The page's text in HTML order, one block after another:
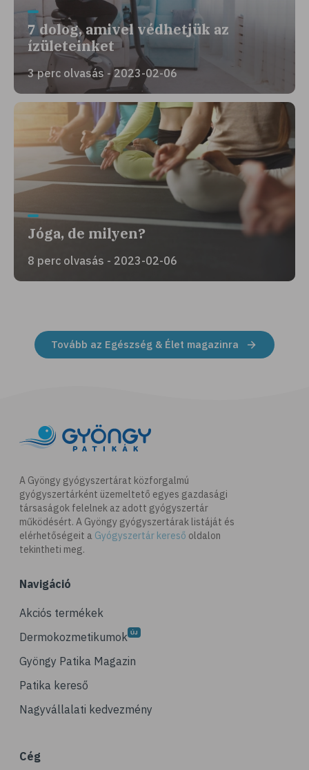
7 dolog, amivel védhetjük az
ízületeinket
3 perc olvasás - 2023-02-06
Jóga, de milyen?
8 perc olvasás - 2023-02-06
Tovább az Egészség & Élet magazinra
A Gyöngy gyógyszertárat közforgalmú
gyógyszertárként üzemeltető egyes gazdasági
társaságok felelnek az adott gyógyszertár
működésért. A Gyöngy gyógyszertárak listáját és
elérhetőségeit a Gyógyszertár kereső oldalon
tekintheti meg.
Navigáció
Akciós termékek
Dermokozmetikumok
Gyöngy Patika Magazin
Patika kereső
Nagyvállalati kedvezmény
Cég